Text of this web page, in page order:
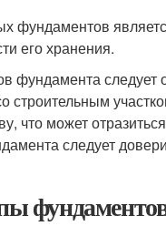
фундаментов
его хранения.
фундамента
строительным
что может
следует